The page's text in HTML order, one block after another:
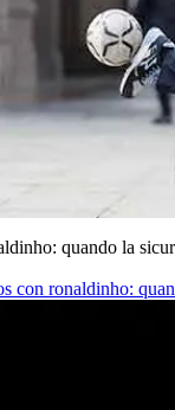
quando la
con ronaldinho: